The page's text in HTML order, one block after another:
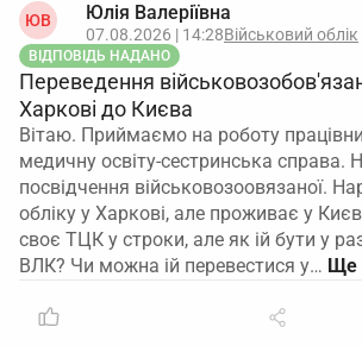
ЮВ Юлія Валеріївна
07.08.2026 | 14:28Військовий облік
ВІДПОВІДЬ НАДАНО
Переведення
Харкові до Києва
Вітаю. Приймаємо на роботу
медичну освіту-сестринська справа.
посвідчення військовозоовязаної.
обліку у Харкові, але проживає у
своє ТЦК у строки, але як ій бути у
ВЛК? Чи можна ій перевестися у…